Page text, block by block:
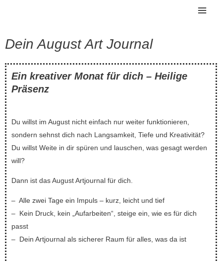
Dein August Art Journal
Ein kreativer Monat für dich – Heilige
Präsenz
Du willst im August nicht einfach nur weiter funktionieren,
sondern sehnst dich nach Langsamkeit, Tiefe und Kreativität?
Du willst Weite in dir spüren und lauschen, was gesagt werden
will?
Dann ist das August Artjournal für dich.
– Alle zwei Tage ein Impuls – kurz, leicht und tief
– Kein Druck, kein „Aufarbeiten“, steige ein, wie es für dich
passt
– Dein Artjournal als sicherer Raum für alles, was da ist